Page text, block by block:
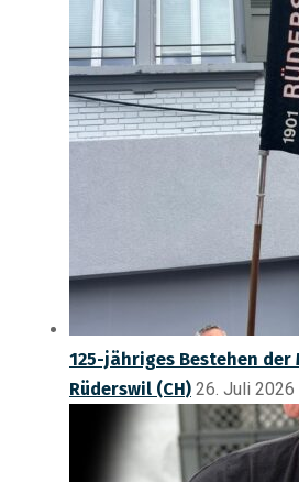
125-jähriges Bestehen
Rüderswil (CH) 26. Juli 2026